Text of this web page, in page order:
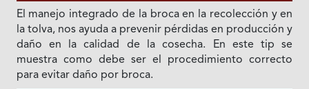
El manejo integrado de la broca en la recolección y en
la tolva, nos ayuda a prevenir pérdidas en producción y
daño en la calidad de la cosecha. En este tip se
muestra como debe ser el procedimiento correcto
para evitar daño por broca.